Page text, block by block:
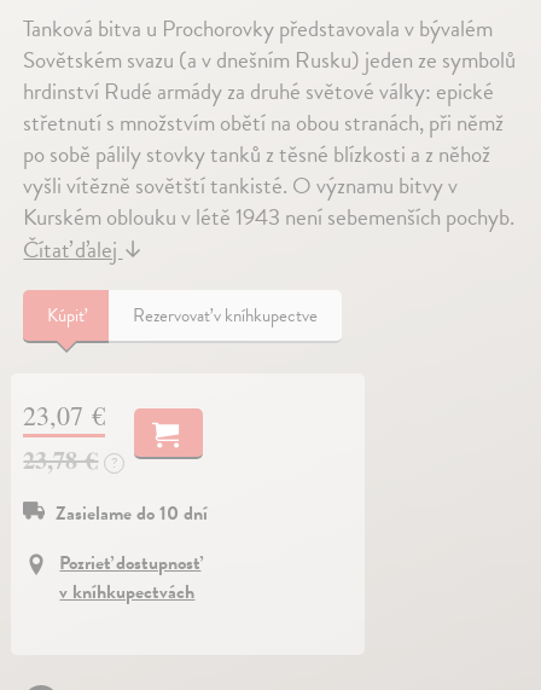
Tanková bitva u Prochorovky představovala v bývalém
Sovětském svazu (a v dnešním Rusku) jeden ze symbolů
hrdinství Rudé armády za druhé světové války: epické
střetnutí s množstvím obětí na obou stranách, při němž
po sobě pálily stovky tanků z těsné blízkosti a z něhož
vyšli vítězně sovětští tankisté. O významu bitvy v
Kurském oblouku v létě 1943 není sebemenších pochyb.
Čítať ďalej↓
Kúpiť Rezervovať v kníhkupectve
23,07 €
23,78 €
?
Zasielame do 10 dní
Pozrieť dostupnosť
v kníhkupectvách